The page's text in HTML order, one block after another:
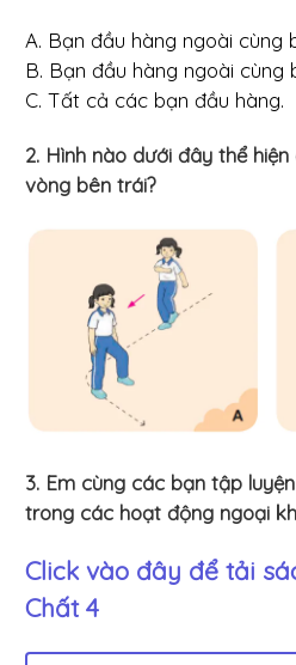
A. Bạn đầu hàng ngoài cùng
B. Bạn đầu hàng ngoài cùng
C. Tất cả các bạn đầu hàng.
2. Hình nào dưới đây thể
vòng bên trái?
3. Em cùng các bạn tập
trong các hoạt động ngoại
Click vào đây để tải
Chất 4